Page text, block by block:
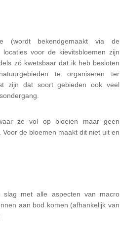
(wordt bekendgemaakt via de
voor de kievitsbloemen zijn
zó kwetsbaar dat ik heb besloten
te organiseren ter
zijn dat soort gebieden ook veel
ze vol op bloeien maar geen
de bloemen maakt dit niet uit en
met alle aspecten van macro
aan bod komen (afhankelijk van